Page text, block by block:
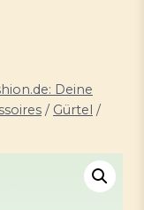
Deine
/ Gürtel /